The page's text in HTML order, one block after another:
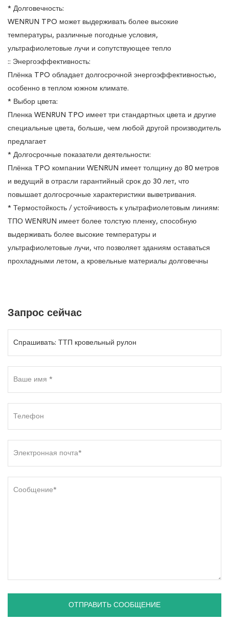
* Долговечность:
WENRUN TPO может выдерживать более высокие
температуры, различные погодные условия,
ультрафиолетовые лучи и сопутствующее тепло
:: Энергоэффективность:
Плёнка TPO обладает долгосрочной энергоэффективностью,
особенно в теплом южном климате.
* Выбор цвета:
Пленка WENRUN TPO имеет три стандартных цвета и другие
специальные цвета, больше, чем любой другой производитель
предлагает
* Долгосрочные показатели деятельности:
Плёнка TPO компании WENRUN имеет толщину до 80 метров
и ведущий в отрасли гарантийный срок до 30 лет, что
повышает долгосрочные характеристики выветривания.
* Термостойкость / устойчивость к ультрафиолетовым линиям:
ТПО WENRUN имеет более толстую пленку, способную
выдерживать более высокие температуры и
ультрафиолетовые лучи, что позволяет зданиям оставаться
прохладными летом, а кровельные материалы долговечны
Запрос сейчас
ОТПРАВИТЬ СООБЩЕНИЕ